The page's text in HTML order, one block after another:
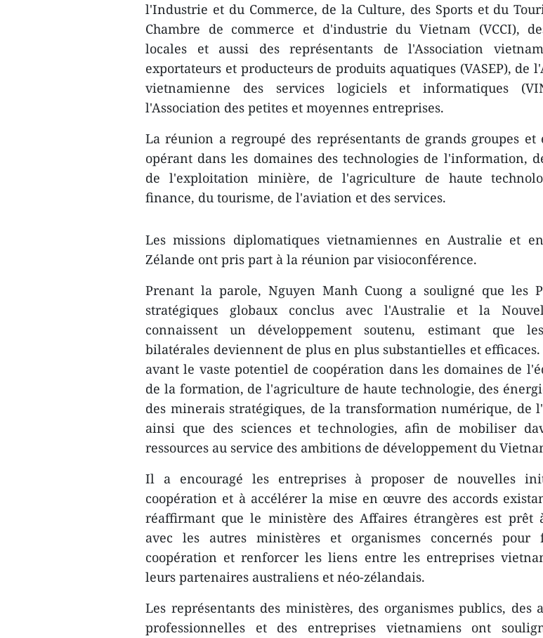
l'Industrie et du Commerce, de la Culture, des Sports et du
Chambre de commerce et d'industrie du Vietnam (VCCI),
locales et aussi des représentants de l'Association
exportateurs et producteurs de produits aquatiques (VASEP), de
vietnamienne des services logiciels et informatiques
l'Association des petites et moyennes entreprises.
La réunion a regroupé des représentants de grands groupes et
opérant dans les domaines des technologies de l'information,
de l'exploitation minière, de l'agriculture de haute
finance, du tourisme, de l'aviation et des services.
Les missions diplomatiques vietnamiennes en Australie et
Zélande ont pris part à la réunion par visioconférence.
Prenant la parole, Nguyen Manh Cuong a souligné que les
stratégiques globaux conclus avec l'Australie et la
connaissent un développement soutenu, estimant que
bilatérales deviennent de plus en plus substantielles et
avant le vaste potentiel de coopération dans les domaines de
de la formation, de l'agriculture de haute technologie, des
des minerais stratégiques, de la transformation numérique, de
ainsi que des sciences et technologies, afin de mobiliser
ressources au service des ambitions de développement du
Il a encouragé les entreprises à proposer de nouvelles
coopération et à accélérer la mise en œuvre des accords
réaffirmant que le ministère des Affaires étrangères est prêt
avec les autres ministères et organismes concernés
coopération et renforcer les liens entre les entreprises
leurs partenaires australiens et néo-zélandais.
Les représentants des ministères, des organismes publics, des
professionnelles et des entreprises vietnamiens ont